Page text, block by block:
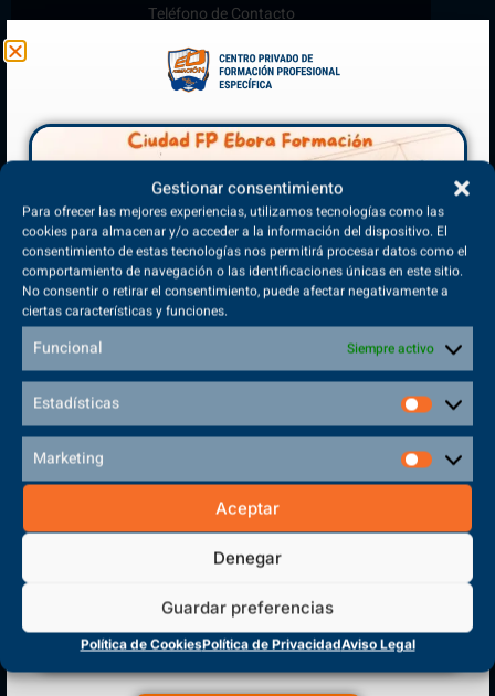
Gestionar consentimiento
Para ofrecer las mejores experiencias, utilizamos tecnologías como las
cookies para almacenar y/o acceder a la información del dispositivo. El
consentimiento de estas tecnologías nos permitirá procesar datos como el
comportamiento de navegación o las identificaciones únicas en este sitio.
No consentir o retirar el consentimiento, puede afectar negativamente a
ciertas características y funciones.
Funcional Siempre activo
Estadísticas
Marketing
Aceptar
Denegar
Guardar preferencias
Política de CookiesPolítica de PrivacidadAviso Legal
Teléfono de Contacto
Matriculación Abierta
¡Reserva tu plaza ahora!
Sede Principal
Polígono Sector VI, 45683, Cazalegas - Toledo
CENTRO DE FORMACIÓN
PROFESIONAL